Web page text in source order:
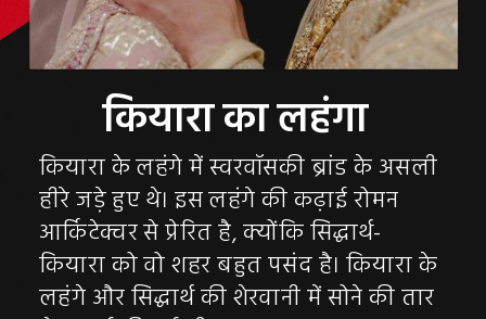
कियारा का लहंगा
कियारा के लहंगे में स्वरवॉसकी ब्रांड के असली
हीरे जड़े हुए थे। इस लहंगे की कढ़ाई रोमन
आर्किटेक्चर से प्रेरित है, क्योंकि सिद्धार्थ-
कियारा को वो शहर बहुत पसंद है। कियारा के
लहंगे और सिद्धार्थ की शेरवानी में सोने की तार